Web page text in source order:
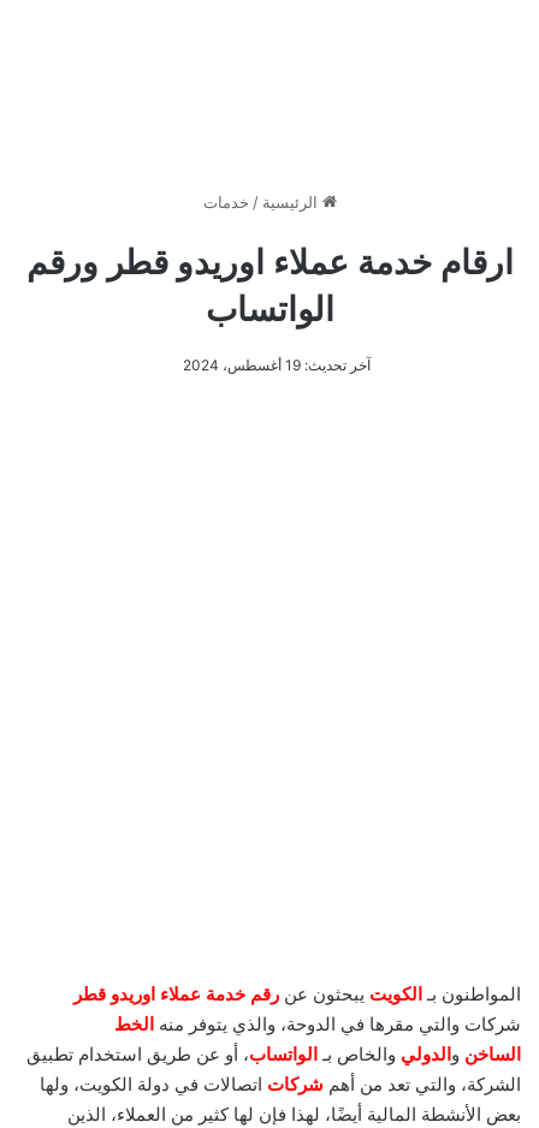
الرئيسية / خدمات
ارقام خدمة عملاء اوريدو قطر ورقم
الواتساب
آخر تحديث: 19 أغسطس، 2024
المواطنون بـ الكويت يبحثون عن رقم خدمة عملاء اوريدو قطر
شركات والتي مقرها في الدوحة، والذي يتوفر منه الخط
الساخن و الدولي والخاص بـ الواتساب، أو عن طريق استخدام تطبيق
الشركة، والتي تعد من أهم شركات اتصالات في دولة الكويت، ولها
بعض الأنشطة المالية أيضًا، لهذا فإن لها كثير من العملاء، الذين